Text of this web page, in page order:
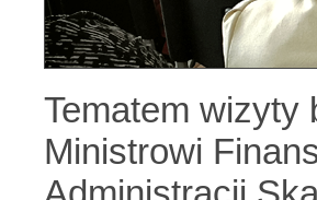
Tematem wizyty
Ministrowi